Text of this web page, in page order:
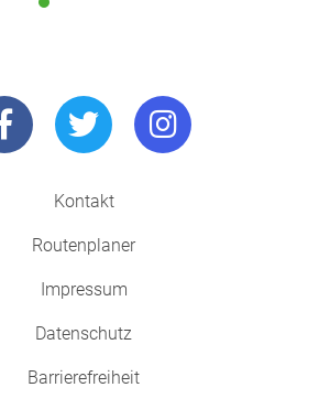
Kontakt
Routenplaner
Impressum
Datenschutz
Barrierefreiheit